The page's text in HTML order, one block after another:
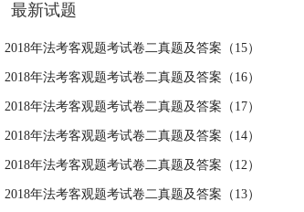
最新试题
2018年法考客观题考试卷二真题及答案（15）
2018年法考客观题考试卷二真题及答案（16）
2018年法考客观题考试卷二真题及答案（17）
2018年法考客观题考试卷二真题及答案（14）
2018年法考客观题考试卷二真题及答案（12）
2018年法考客观题考试卷二真题及答案（13）